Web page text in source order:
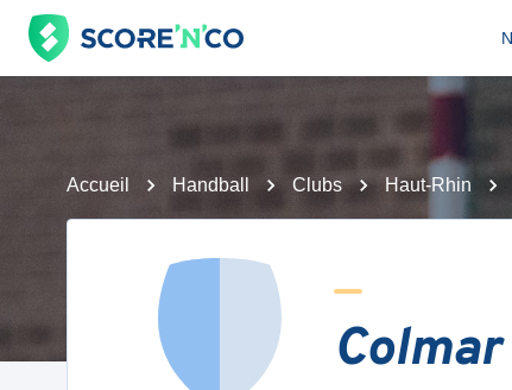
Accueil Handball Clubs Haut-Rhin